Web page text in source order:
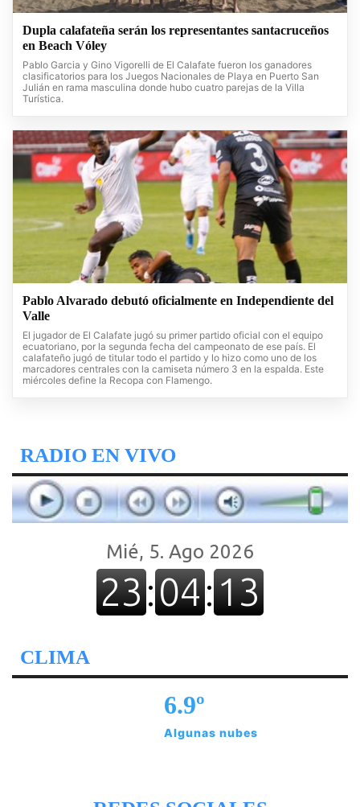
Dupla calafateña serán los representantes santacruceños
en Beach Vóley
Pablo Garcia y Gino Vigorelli de El Calafate fueron los ganadores
clasificatorios para los Juegos Nacionales de Playa en Puerto San
Julián en rama masculina donde hubo cuatro parejas de la Villa
Turística.
Pablo Alvarado debutó oficialmente en Independiente del
Valle
El jugador de El Calafate jugó su primer partido oficial con el equipo
ecuatoriano, por la segunda fecha del campeonato de ese país. El
calafateño jugó de titular todo el partido y lo hizo como uno de los
marcadores centrales con la camiseta número 3 en la espalda. Este
miércoles define la Recopa con Flamengo.
RADIO EN VIVO
CLIMA
6.9º
Algunas nubes